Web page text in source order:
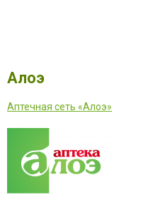
Алоэ
Аптечная сеть «Алоэ»